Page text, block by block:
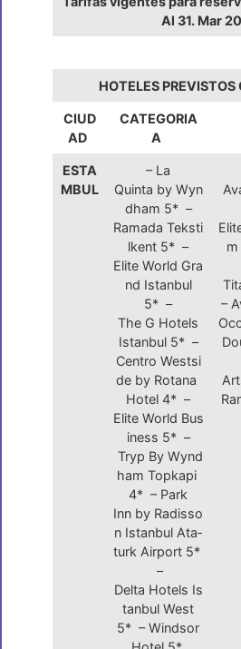
Al 31. Mar
HOTELES PREVISTOS
CIUD
AD
CATEGORIA
A
ESTA
MBUL
– La
Quinta by Wyn
dham 5* –
Ramada Teksti
lkent 5* –
Elite World Gra
nd Istanbul
5* –
The G Hotels
Istanbul 5* –
Centro Westsi
de by Rotana
Hotel 4* –
Elite World Bus
iness 5* –
Tryp By Wynd
ham Topkapi
4* – Park
Inn by Radisso
n Istanbul Ata­
turk Airport 5*
–
Delta Hotels Is
tanbul West
5* – Windsor
–